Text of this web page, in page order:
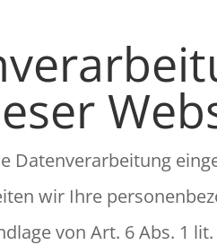
Datenverarbeitung
wir Ihre
von Art. 6 Abs. 1 lit.